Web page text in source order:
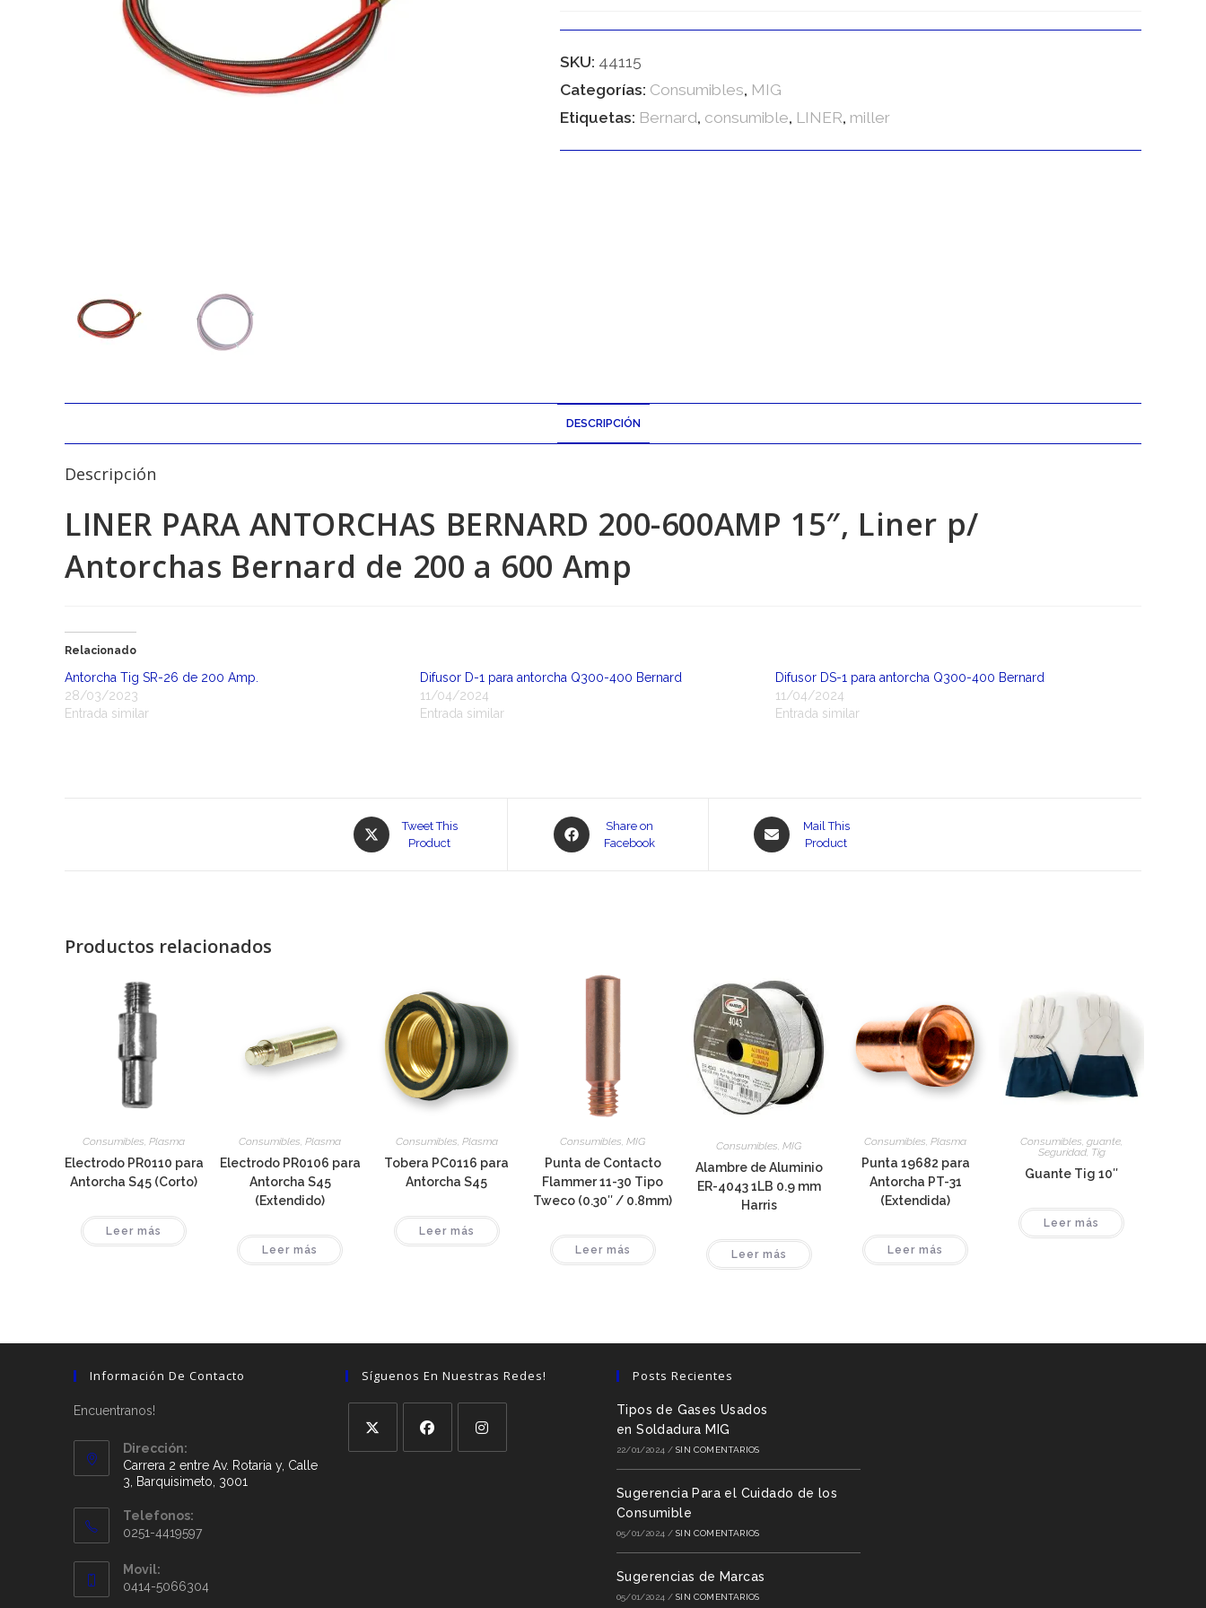
SKU: 44115
Categorías: Consumibles, MIG
Etiquetas: Bernard, consumible, LINER, miller
DESCRIPCIÓN
Descripción
LINER PARA ANTORCHAS BERNARD 200-600AMP 15″, Liner p/
Antorchas Bernard de 200 a 600 Amp
Relacionado
Antorcha Tig SR-26 de 200 Amp.
28/03/2023
Entrada similar
Difusor D-1 para antorcha Q300-400 Bernard
11/04/2024
Entrada similar
Difusor DS-1 para antorcha Q300-400 Bernard
11/04/2024
Entrada similar
Opens
in
Tweet This
Product
Opens
in
Share on
Facebook
Opens
in
Mail This
Product
Productos relacionados
Consumibles ,Plasma
Electrodo PR0110 para
Antorcha S45 (Corto)
Leer más
Consumibles ,Plasma
Electrodo PR0106 para
Antorcha S45
(Extendido)
Leer más
Consumibles Plasma
Tobera PC0116 para
Antorcha S45
Leer más
Consumibles ,MIG
Punta de Contacto
Flammer 11-30 Tipo
Tweco (0.30″ / 0.8mm)
Leer más
Consumibles,MIG
Alambre de Aluminio
ER-4043 1LB 0.9 mm
Harris
Leer más
Consumibles ,Plasma
Punta 19682 para
Antorcha PT-31
(Extendida)
Leer más
Consumibles ,guante
Seguridad, Tig
Guante Tig 10″
Leer más
Información De Contacto
Encuentranos!
Dirección:
Carrera 2 entre Av. Rotaria y, Calle
3, Barquisimeto, 3001
Telefonos:
0251-4419597
Movil:
0414-5066304
Síguenos En Nuestras Redes! Posts Recientes
Tipos de Gases Usados
en Soldadura MIG
22/01/2024 / SIN COMENTARIOS
Sugerencia Para el Cuidado de los
Consumible
05/01/2024 / SIN COMENTARIOS
Sugerencias de Marcas
05/01/2024 / SIN COMENTARIOS